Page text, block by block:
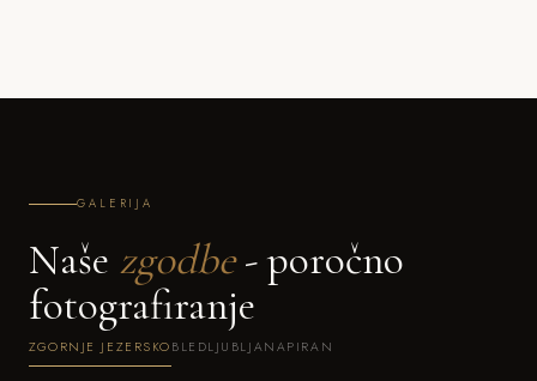
GALERIJA
Naše zgodbe- poročno
fotografiranje
ZGORNJE JEZERSKO BLEDLJUBLJANAPIRAN